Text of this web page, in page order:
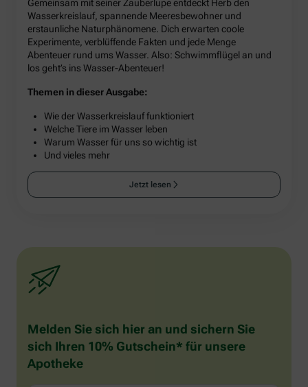
Gemeinsam mit seiner Zauberlupe entdeckt Herb den
Wasserkreislauf, spannende Meeresbewohner und
erstaunliche Naturphänomene. Dich erwarten coole
Experimente, verblüffende Fakten und jede Menge
Abenteuer rund ums Wasser. Also: Schwimmflügel an und
los geht’s ins Wasser-Abenteuer!
Themen in dieser Ausgabe:
Wie der Wasserkreislauf funktioniert
Welche Tiere im Wasser leben
Warum Wasser für uns so wichtig ist
Und vieles mehr
Jetzt lesen
Melden Sie sich hier an und sichern Sie
sich Ihren 10% Gutschein* für unsere
Apotheke